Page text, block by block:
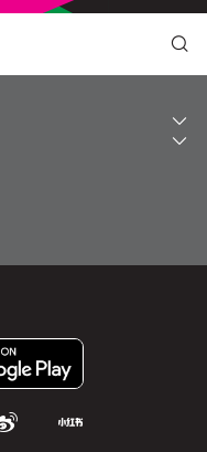
我的二维码
，即可升级为